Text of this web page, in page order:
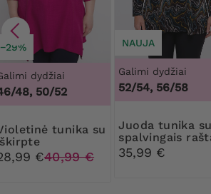
−29%
dydžiai
48, 50/52
su
€40,99 €
NAUJA
Galimi dydžiai
52/54, 56/58
Juoda tunika su
spalvingais
35,99 €